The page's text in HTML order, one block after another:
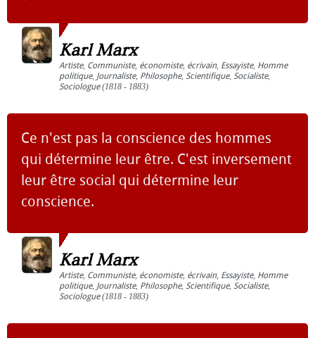
Karl Marx
Artiste, Communiste, économiste, écrivain, Essayiste, Homme
politique, Journaliste, Philosophe, Scientifique, Socialiste,
Sociologue(1818 - 1883)
Ce n'est pas la conscience des hommes
qui détermine leur être. C'est inversement
leur être social qui détermine leur
conscience.
Karl Marx
Artiste, Communiste, économiste, écrivain, Essayiste, Homme
politique, Journaliste, Philosophe, Scientifique, Socialiste,
Sociologue(1818 - 1883)